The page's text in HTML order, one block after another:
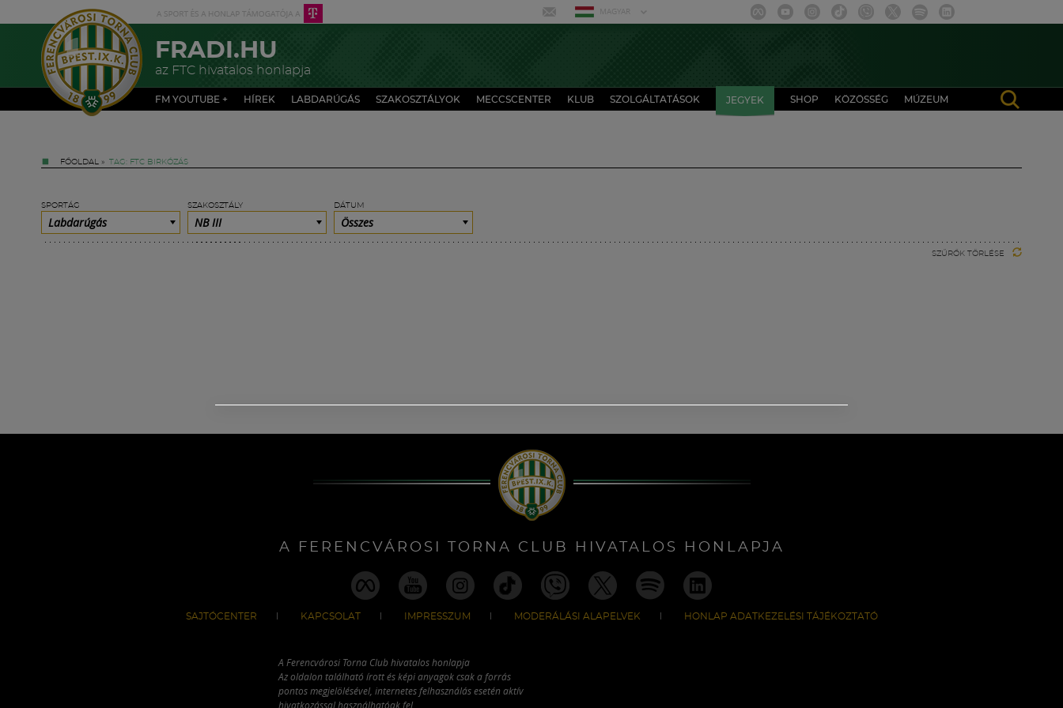
MAGYAR
FRADI.HU
az FTC hivatalos honlapja
FM YOUTUBE + HÍREK LABDARÚGÁS SZAKOSZTÁLYOK MECCSCENTER KLUB SZOLGÁLTATÁSOK JEGYEK SHOP KÖZÖSSÉG MÚZEUM
FŐOLDAL » TAG: FTC BIRKÓZÁS
SPORTÁG
Labdarúgás
SZAKOSZTÁLY
NB III
DÁTUM
Összes
SZŰRŐK TÖRLÉSE
A FERENCVÁROSI TORNA CLUB HIVATALOS HONLAPJA
SAJTÓCENTER KAPCSOLAT IMPRESSZUM MODERÁLÁSI ALAPELVEK HONLAP ADATKEZELÉSI TÁJÉKOZTATÓ
A Ferencvárosi Torna Club hivatalos honlapja
Az oldalon található írott és képi anyagok csak a forrás
pontos megjelölésével, internetes felhasználás esetén aktív
hivatkozással használhatóak fel.